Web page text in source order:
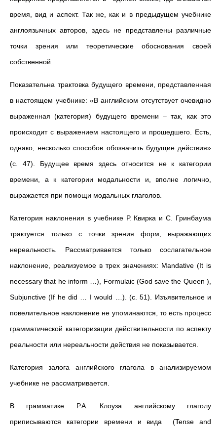
время, вид и аспект. Так же, как и в предыдущем учебнике
англоязычных авторов, здесь не представлены различные
точки зрения или теоретические обоснования своей
собственной.
Показательна трактовка будущего времени, представленная
в настоящем учебнике: «В английском отсутствует очевидно
выраженная (категория) будущего времени – так, как это
происходит с выражением настоящего и прошедшего. Есть,
однако, несколько способов обозначить будущие действия»
(с. 47). Будущее время здесь относится не к категории
времени, а к категории модальности и, вполне логично,
выражается при помощи модальных глаголов.
Категория наклонения в учебнике Р. Квирка и С. Гринбаума
трактуется только с точки зрения форм, выражающих
нереальность. Рассматривается только сослагательное
наклонение, реализуемое в трех значениях: Mandative (It is
necessary that he inform …), Formulaic (God save the Queen ),
Subjunctive (If he did … I would …). (с. 51). Изъявительное и
повелительное наклонение не упоминаются, то есть процесс
грамматической категоризации действительности по аспекту
реальности или нереальности действия не показывается.
Категория залога английского глагола в анализируемом
учебнике не рассматривается.
В грамматике Р.А. Клоуза английскому глаголу
приписываются категории времени и вида (Tense and